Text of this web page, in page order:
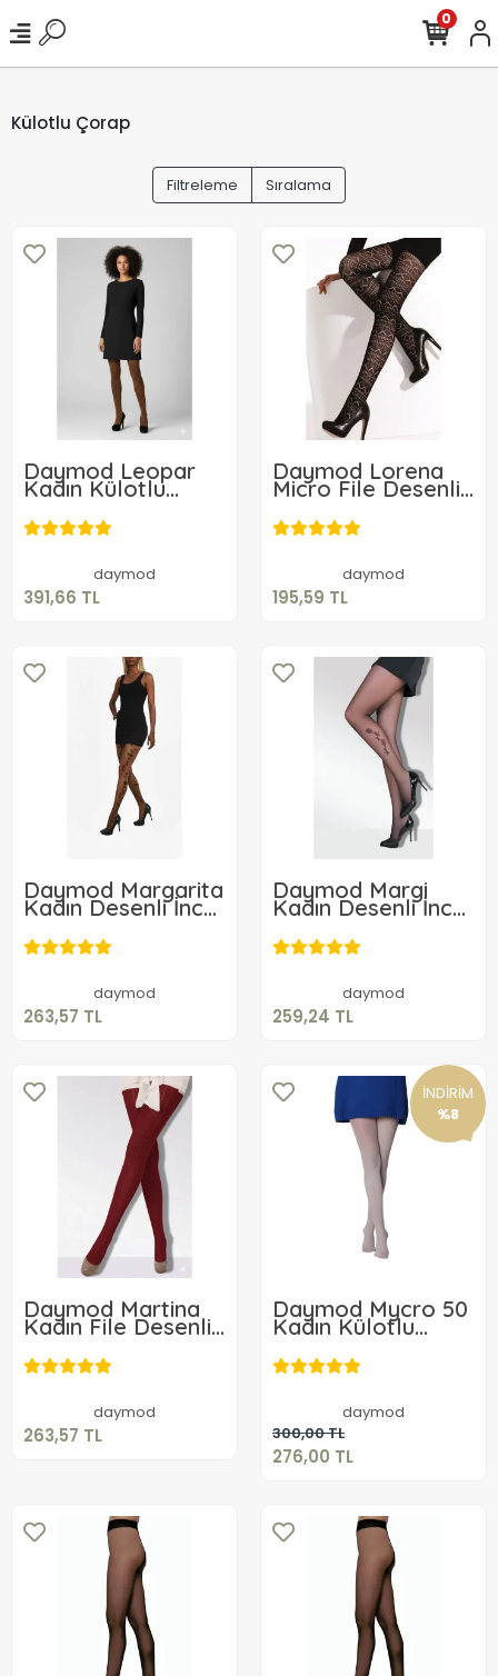
0
Külotlu Çorap
Filtreleme Sıralama
Daymod Leopar
Kadın Külotlu
Çorap
daymod
391,66 TL
391,66 TL
Daymod Lorena
Micro File Desenli
Kadın Külotlu
Çorap
daymod
195,59 TL
195,59 TL
Daymod Margarita
Kadın Desenli İnce
Külotlu Çorap
daymod
263,57 TL
263,57 TL
Daymod Margi
Kadın Desenli İnce
Külotlu Çorap
daymod
259,24 TL
259,24 TL
Daymod Martina
Kadın File Desenli
Külotlu Çorap
daymod
263,57 TL
263,57 TL
İNDİRİM
%8
Daymod Mycro 50
Kadın Külotlu
Çorap
daymod
300,00 TL
276,00 TL
276,00 TL
Sepete Ekle